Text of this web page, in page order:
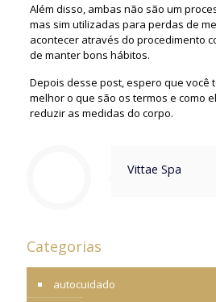
Além disso, ambas não são um
mas sim utilizadas para perdas de
acontecer através do procedimento
de manter bons hábitos.
Depois desse post, espero que você
melhor o que são os termos e como
reduzir as medidas do corpo.
Vittae Spa
Categorias
autocuidado